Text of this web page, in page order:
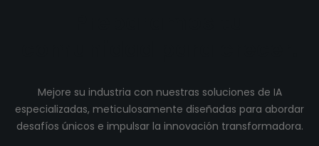
Mejore su industria con nuestras soluciones de IA
especializadas, meticulosamente diseñadas para abordar
desafíos únicos e impulsar la innovación transformadora.